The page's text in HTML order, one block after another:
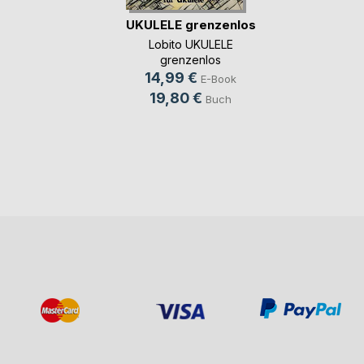
UKULELE grenzenlos
Lobito UKULELE
grenzenlos
14,99 € E-Book
19,80 € Buch